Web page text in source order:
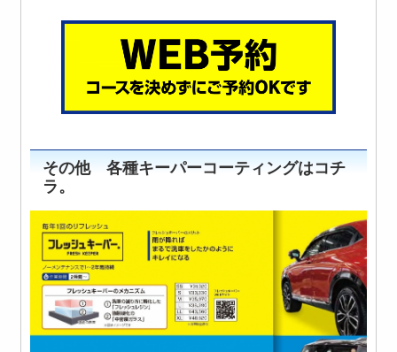
その他 各種キーパーコーティングはコチ
ラ。